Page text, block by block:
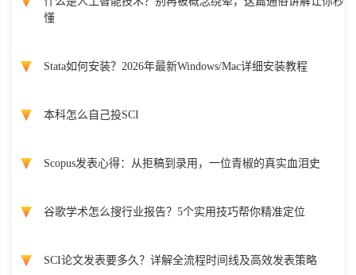
懂
Stata如何安装？2026年最新Windows/Mac详细安装教程
本科怎么自己投SCI
Scopus发表心得：从拒稿到录用，一位青椒的真实血泪史
谷歌学术怎么搜行业报告？5个实用技巧帮你精准定位
SCI论文发表要多久？详解全流程时间线及高效发表策略